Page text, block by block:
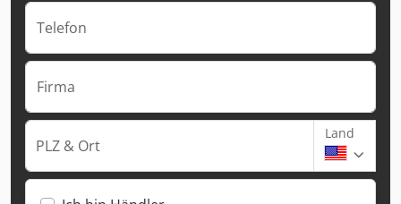
Telefon
Firma
PLZ & Ort
Land